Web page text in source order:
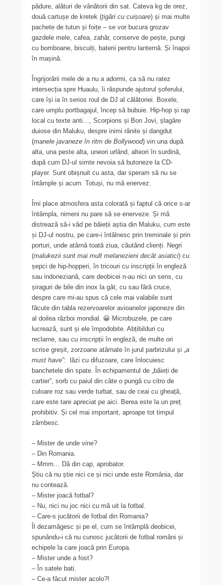
pădure, alături de vânătorii din sat. Cateva kg de orez,
două cartușe de kretek (țigări cu cuișoare) și mai multe
pachete de tutun și foițe – se vor bucura grozav
gazdele mele, cafea, zahăr, conserve de pește, pungi
cu bomboane, biscuiți, baterii pentru lanternă. Și înapoi
în mașină.
Îngrijorării mele de a nu a adormi, ca să nu ratez
intersecția spre Huaulu, îi răspunde ajutorul șoferului,
care își ia în serios roul de DJ al călătoriei. Boxele,
care umplu portbagajul, încep să bubuie. Hip-hop și rap
local cu texte anti…, Scorpions și Bon Jovi, șlagăre
duiose din Maluku, despre inimi rănite și dangdut
(manele javaneze în ritm de Bollywood) vin una după
alta, una peste alta, uneori urlând, alteori în surdină,
după cum DJ-ul simte nevoia să butoneze la CD-
player. Sunt obișnuit cu asta, dar speram să nu se
întâmple și acum. Totuși, nu mă enervez.
Îmi place atmosfera asta colorată și faptul că orice s-ar
întâmpla, nimeni nu pare să se enerveze. Și mă
distrează să-i văd pe băieții aștia din Maluku, cum este
și DJ-ul nostru, pe care-i întâlnesc prin treminale și prin
porturi, unde atârnă toată ziua, căutând clienți. Negri
(malukezii sunt mai mult melanezieni decât asiatici) cu
șepci de hip-hopperi, în tricouri cu inscripții în engleză
sau indoneziană, care deobicei n-au nici un sens, cu
șiraguri de bile din inox la gât, cu sau fără cruce,
despre care mi-au spus că cele mai valabile sunt
făcute din tabla rezervoarelor avioanelor japoneze din
al doilea război mondial. 😀 Microbuzele, pe care
lucrează, sunt și ele împodobite. Abțibilduri cu
reclame, sau cu inscripții în engleză, de multe ori
scrise greșit, zorzoane atârnate în jurul parbrizului și „a
must have”: lăzi cu difuzoare, care înlocuiesc
banchetele din spate. În echipamentul de „băieți de
cartier”, sorb cu paiul din câte o pungă cu citro de
culoare roz sau verde turbat, sau de ceai cu gheață,
care este tare apreciat pe aici. Berea este la un preț
prohibitiv. Și cel mai important, aproape tot timpul
zâmbesc.
– Mister de unde vine?
– Din Romania.
– Mmm… Dă din cap, aprobator.
Știu că nu știe nici ce și nici unde este România, dar
nu contează.
– Mister joacă fotbal?
– Nu, nici nu joc nici cu mă uit la fotbal.
– Care-s jucătorii de fotbal din Romania?
Îl dezamăgesc și pe el, cum se întâmplă deobicei,
spunându-i că nu cunosc jucătorii de fotbal români și
echipele la care joacă prin Europa.
– Mister unde a fost?
– În satele bati.
– Ce-a făcut mister acolo?!